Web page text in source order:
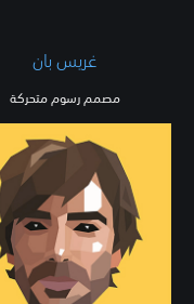
غريس بان
مصمم رسوم متحركة